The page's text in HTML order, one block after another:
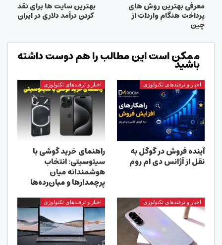
معرفی بهترین روش های
پرداخت هنگام واردات از
چین
بهترین سایت ها برای نقد
کردن درآمد دلاری در ایران
ممکن است این مطالب را هم دوست داشته
باشید
اخبار و ترفندهای تکنولوژی
آینده فروش در گوگل به
نقل از آژانس دی ام روم
اخبار و ترفندهای تکنولوژی
راهنمای خرید گوشی با
سیتوسیتی: انتخاب
هوشمندانه میان
پرچمدارها و میان‌رده‌ها
اخبار و ترفندهای تکنولوژی اخبار و ترفندهای تکنولوژی